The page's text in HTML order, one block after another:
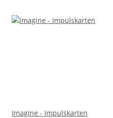
Imagine - Impulskarten